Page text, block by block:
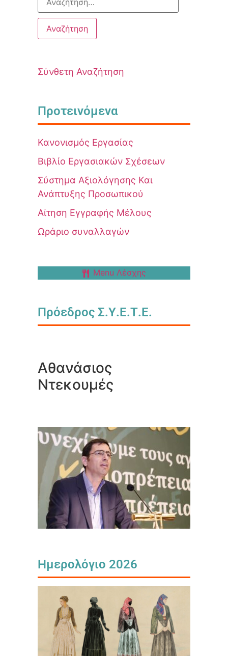
Σύνθετη Αναζήτηση
Προτεινόμενα
Κανονισμός Εργασίας
Βιβλίο Εργασιακών Σχέσεων
Σύστημα Αξιολόγησης Και
Ανάπτυξης Προσωπικού
Αίτηση Εγγραφής Μέλους
Ωράριο συναλλαγών
Menu Λέσχης
Πρόεδρος Σ.Υ.Ε.Τ.Ε.
Αθανάσιος
Ντεκουμές
Ημερολόγιο 2026